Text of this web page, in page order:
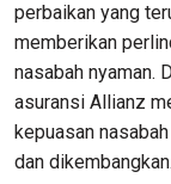
perbaikan yang
memberikan
nasabah nyaman.
asuransi Allianz
kepuasan
dan dikembangkan.